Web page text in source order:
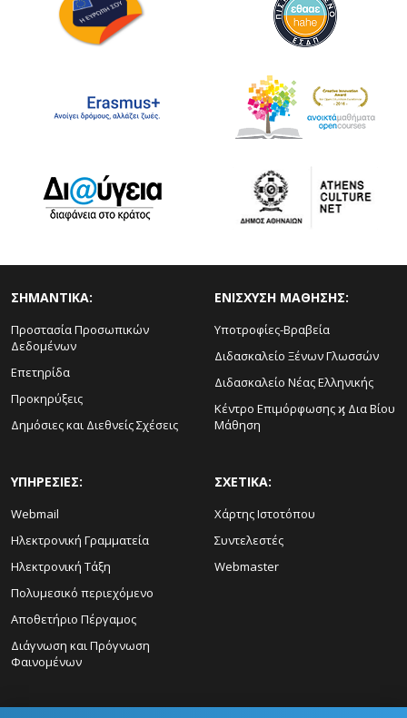
ΣΗΜΑΝΤΙΚΑ:
Προστασία Προσωπικών
Δεδομένων
Επετηρίδα
Προκηρύξεις
Δημόσιες και Διεθνείς Σχέσεις
ΕΝΙΣΧΥΣΗ ΜΑΘΗΣΗΣ:
Υποτροφίες-Βραβεία
Διδασκαλείο Ξένων Γλωσσών
Διδασκαλείο Νέας Ελληνικής
Κέντρο Επιμόρφωσης ϗ Δια Βίου
Μάθηση
ΥΠΗΡΕΣΙΕΣ:
Webmail
Ηλεκτρονική Γραμματεία
Ηλεκτρονική Τάξη
Πολυμεσικό περιεχόμενο
Αποθετήριο Πέργαμος
Διάγνωση και Πρόγνωση
Φαινομένων
ΣΧΕΤΙΚΑ:
Χάρτης Ιστοτόπου
Συντελεστές
Webmaster